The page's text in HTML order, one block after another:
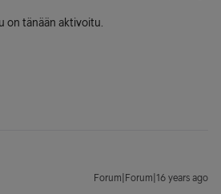
on tänään aktivoitu.
Forum|Forum|16 years ago